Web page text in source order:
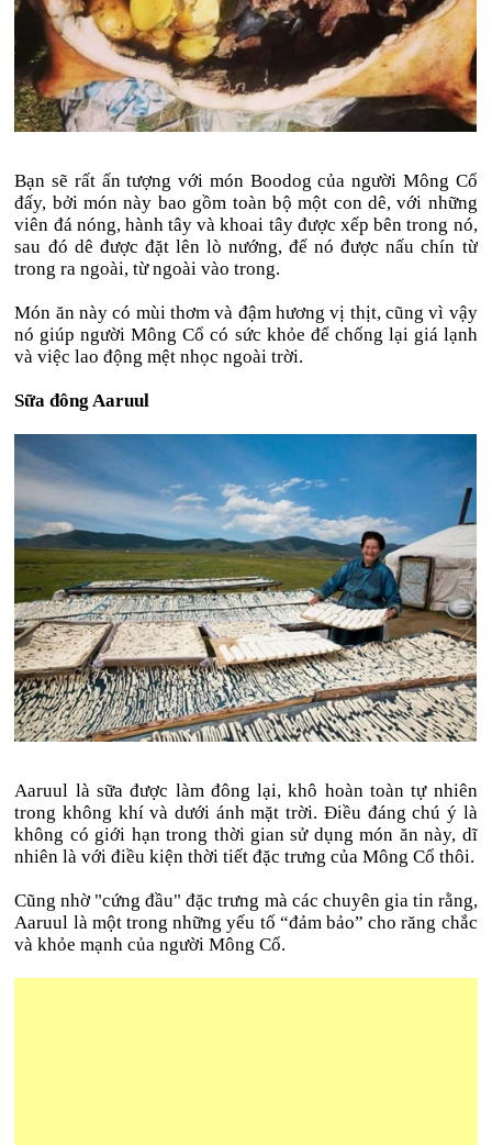
Bạn sẽ rất ấn tượng với món Boodog của người Mông Cổ
đấy, bởi món này bao gồm toàn bộ một con dê, với những
viên đá nóng, hành tây và khoai tây được xếp bên trong nó,
sau đó dê được đặt lên lò nướng, để nó được nấu chín từ
trong ra ngoài, từ ngoài vào trong.
Món ăn này có mùi thơm và đậm hương vị thịt, cũng vì vậy
nó giúp người Mông Cổ có sức khỏe để chống lại giá lạnh
và việc lao động mệt nhọc ngoài trời.
Sữa đông Aaruul
Aaruul là sữa được làm đông lại, khô hoàn toàn tự nhiên
trong không khí và dưới ánh mặt trời. Điều đáng chú ý là
không có giới hạn trong thời gian sử dụng món ăn này, dĩ
nhiên là với điều kiện thời tiết đặc trưng của Mông Cổ thôi.
Cũng nhờ "cứng đầu" đặc trưng mà các chuyên gia tin rằng,
Aaruul là một trong những yếu tố “đảm bảo” cho răng chắc
và khỏe mạnh của người Mông Cổ.